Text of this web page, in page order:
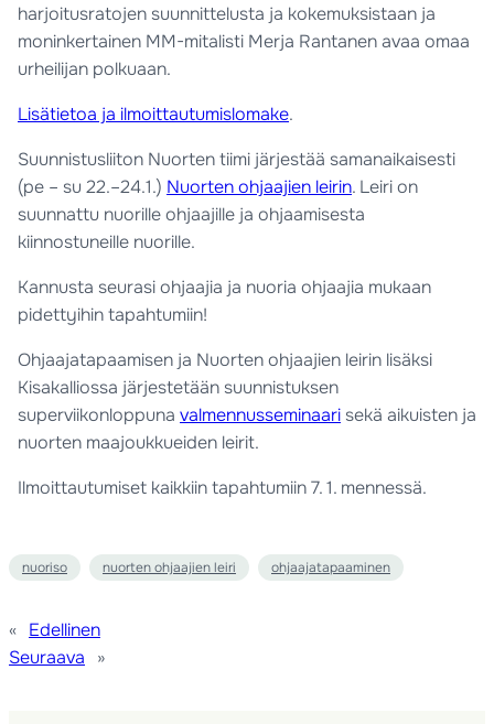
harjoitusratojen suunnittelusta ja kokemuksistaan ja
moninkertainen MM-mitalisti Merja Rantanen avaa omaa
urheilijan polkuaan.
Lisätietoa ja ilmoittautumislomake.
Suunnistusliiton Nuorten tiimi järjestää samanaikaisesti
(pe – su 22.–24.1.) Nuorten ohjaajien leirin. Leiri on
suunnattu nuorille ohjaajille ja ohjaamisesta
kiinnostuneille nuorille.
Kannusta seurasi ohjaajia ja nuoria ohjaajia mukaan
pidettyihin tapahtumiin!
Ohjaajatapaamisen ja Nuorten ohjaajien leirin lisäksi
Kisakalliossa järjestetään suunnistuksen
superviikonloppuna valmennusseminaari sekä aikuisten ja
nuorten maajoukkueiden leirit.
Ilmoittautumiset kaikkiin tapahtumiin 7. 1. mennessä.
nuoriso nuorten ohjaajien leiri ohjaajatapaaminen
« Edellinen
Seuraava
»